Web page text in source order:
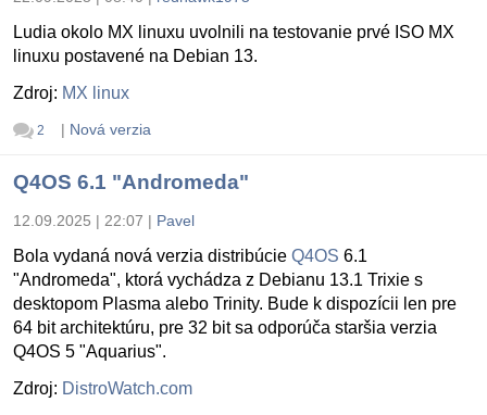
Ludia okolo MX linuxu uvolnili na testovanie prvé ISO MX
linuxu postavené na Debian 13.
Zdroj: MX linux
2 | Nová verzia
Q4OS 6.1 "Andromeda"
12.09.2025 | 22:07 | Pavel
Bola vydaná nová verzia distribúcie Q4OS 6.1
"Andromeda", ktorá vychádza z Debianu 13.1 Trixie s
desktopom Plasma alebo Trinity. Bude k dispozícii len pre
64 bit architektúru, pre 32 bit sa odporúča staršia verzia
Q4OS 5 "Aquarius".
Zdroj: DistroWatch.com